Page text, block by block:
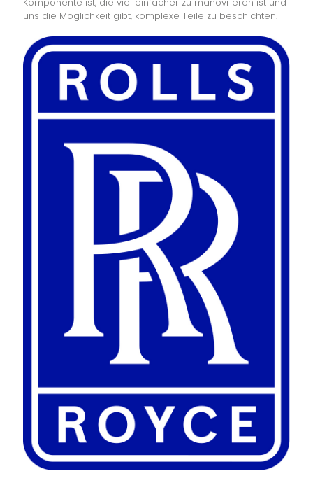
uns die Möglichkeit gibt, komplexe Teile zu beschichten.